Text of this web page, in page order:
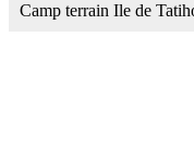
Camp terrain Ile de